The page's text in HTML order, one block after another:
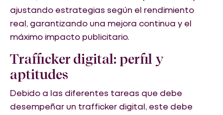
ajustando estrategias según el rendimiento
real, garantizando una mejora continua y el
máximo impacto publicitario.
Trafficker digital: perfil y
aptitudes
Debido a las diferentes tareas que debe
desempeñar un trafficker digital, este debe